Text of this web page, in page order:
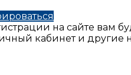
на сайте вам
кабинет и другие